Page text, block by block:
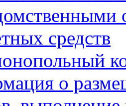
средств
о